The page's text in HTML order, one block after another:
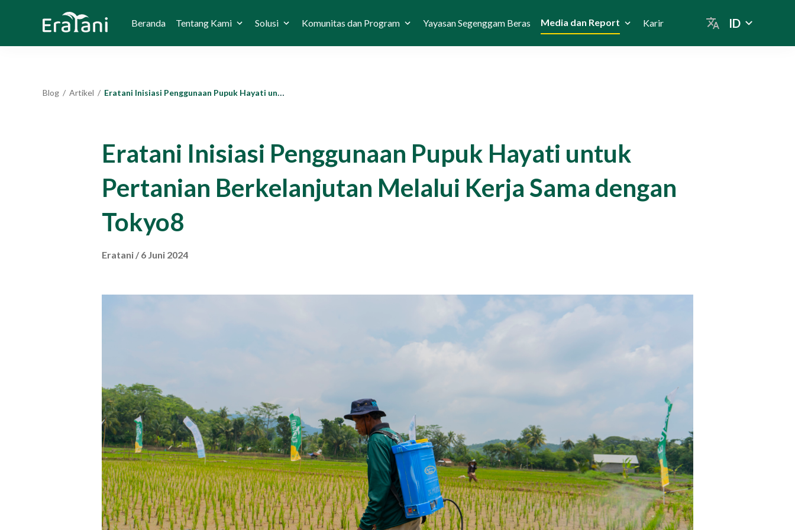
Beranda Tentang Kami Solusi Komunitas dan Program Yayasan Segenggam Beras Media dan Report Karir ID
Blog / Artikel / Eratani Inisiasi Penggunaan Pupuk Hayati untuk Pertanian Berkelanjutan Melalui Kerja Sama dengan Tokyo8
Eratani Inisiasi Penggunaan Pupuk Hayati untuk
Pertanian Berkelanjutan Melalui Kerja Sama dengan
Tokyo8
Eratani /6 Juni 2024